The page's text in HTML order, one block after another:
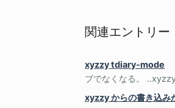
関連エントリー
xyzzy tdiary-mode
ブでなくなる。
xyzzy からの書き込